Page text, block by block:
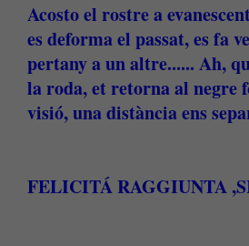
Acosto el rostre a
es deforma el passat, es fa
pertany a un altre...... Ah,
la roda, et retorna al negre
visió, una distància ens
FELICITÁ RAGGIUNTA